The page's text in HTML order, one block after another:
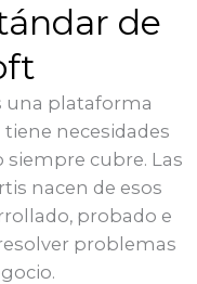
de
una plataforma
necesidades
siempre cubre. Las
nacen de esos
probado e
problemas